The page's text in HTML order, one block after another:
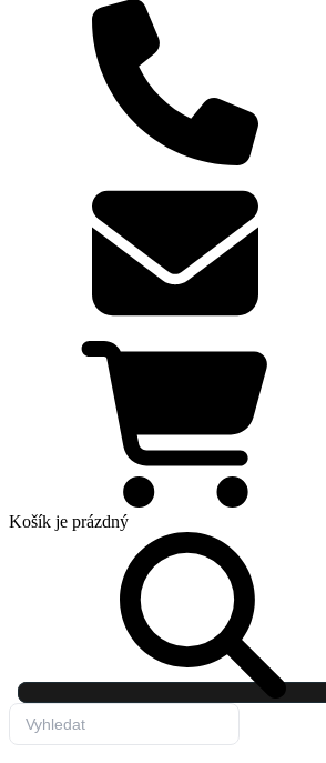
Košík je prázdný